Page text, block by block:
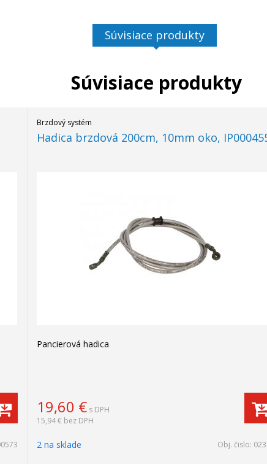
Súvisiace produkty
Súvisiace produkty
Brzdový systém
Hadica brzdová 200cm, 10mm oko,
Pancierová hadica
19,60 € s DPH
15,94 € bez DPH
2 na sklade Obj. čislo: